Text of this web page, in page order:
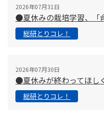
2026年07月31日
●夏休みの栽培学習、「
総研とりコレ！
2026年07月30日
●夏休みが終わってほし
総研とりコレ！